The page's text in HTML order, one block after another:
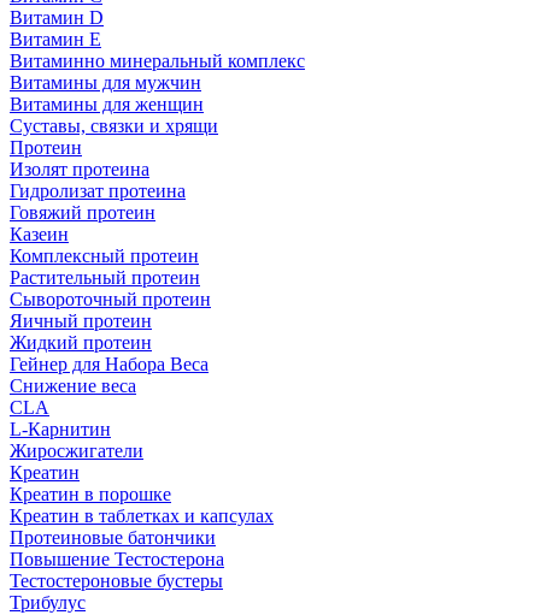
Витамин D
Витамин E
Витаминно минеральный комплекс
Витамины для мужчин
Витамины для женщин
Суставы, связки и хрящи
Протеин
Изолят протеина
Гидролизат протеина
Говяжий протеин
Казеин
Комплексный протеин
Растительный протеин
Сывороточный протеин
Яичный протеин
Жидкий протеин
Гейнер для Набора Веса
Снижение веса
CLA
L-Карнитин
Жиросжигатели
Креатин
Креатин в порошке
Креатин в таблетках и капсулах
Протеиновые батончики
Повышение Тестостерона
Тестостероновые бустеры
Трибулус